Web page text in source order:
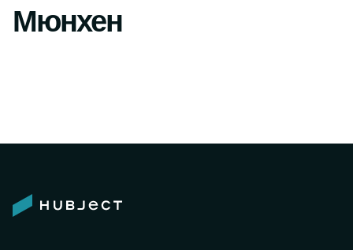
Мюнхен